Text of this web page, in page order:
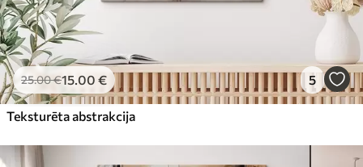
25.00€15.00 € 5
Teksturēta abstrakcija